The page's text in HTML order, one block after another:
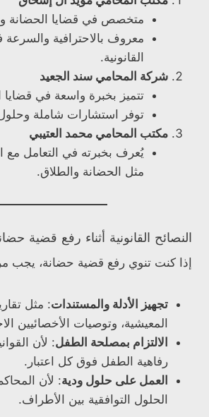
متخصص في قضايا الحضانة
معروف بالاحترافية والسرعة
القانونية.
شركة المحامي سند الجعيد
تتميز بخبرة واسعة في قضايا
توفر استشارات شاملة وحلول
مكتب المحامي محمد العتيبي
يُعرف بخبرته في التعامل مع
مثل الحضانة والطلاق.
النصائح القانونية أثناء رفع قضية
إذا كنت تنوي رفع قضية حضانة، يجب
تجهيز الأدلة والمستندات: مثل
المعيشية، وتوصيات الأخصائيين
الالتزام بمصلحة الطفل: لأن
رفاهية الطفل فوق كل اعتبار.
العمل على حلول ودية: لأن
الحلول التوافقية بين الأطراف.